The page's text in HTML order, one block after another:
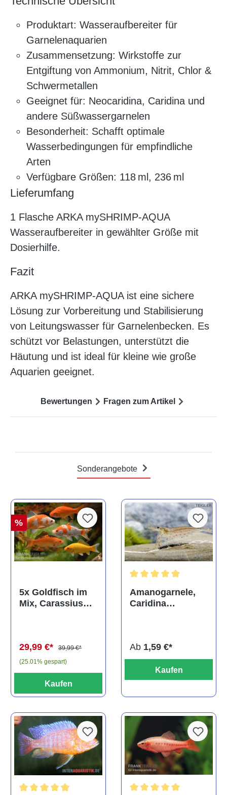
Produktart: Wasseraufbereiter für
Garnelenaquarien
Zusammensetzung: Wirkstoffe zur
Entgiftung von Ammonium, Nitrit, Chlor &
Schwermetallen
Geeignet für: Neocaridina, Caridina und
andere Süßwassergarnelen
Besonderheit: Schafft optimale
Wasserbedingungen für empfindliche
Arten
Verfügbare Größen: 118 ml, 236 ml
Lieferumfang
1 Flasche ARKA mySHRIMP-AQUA
Wasseraufbereiter in gewählter Größe mit
Dosierhilfe.
Fazit
ARKA mySHRIMP-AQUA ist eine sichere
Lösung zur Vorbereitung und Stabilisierung
von Leitungswasser für Garnelenbecken. Es
schützt vor Belastungen, unterstützt die
Häutung und ist ideal für kleine wie große
Aquarien geeignet.
Bewertungen Fragen zum Artikel
Sonderangebote
%
5x Goldfisch im
Mix, Carassius
29,99 €*
39,99 €*
(25.01% gespart)
Kaufen
Amanogarnele,
Caridina
Ab 1,59 €*
Kaufen